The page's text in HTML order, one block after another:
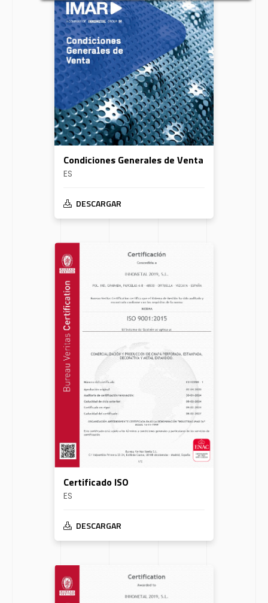
Condiciones Generales de Venta
ES
DESCARGAR
Certificado ISO
ES
DESCARGAR